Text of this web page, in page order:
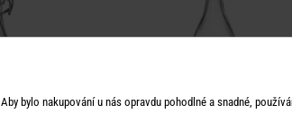
Aby bylo nakupování u nás opravdu pohodlné a snadné,